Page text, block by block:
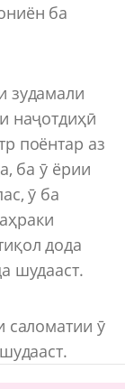
ба
зудамали
наҷотдиҳӣ
поёнтар аз
ба ӯ ёрии
ӯ ба
дода
шудааст.
саломатии ӯ